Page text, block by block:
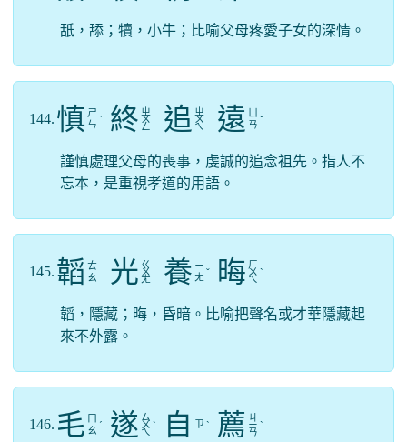
舐，舔；犢，小牛；比喻父母疼愛子女的深情。
144. 慎 ㄕ
ㄣ ˋ 終 ㄓ
ㄨ
ㄥ 追 ㄓ
ㄨ
ㄟ 遠 ㄢ ˇ
謹慎處理父母的喪事，虔誠的追念祖先。指人不
忘本，是重視孝道的用語。
145. 韜 ㄊ
ㄠ
光 ㄍ
ㄨ
ㄤ 養 ㄧ
ㄤ ˇ 晦 ㄏ
ㄨ
ㄟ
ˋ
韜，隱藏；晦，昏暗。比喻把聲名或才華隱藏起
來不外露。
146. 毛 ㄠ ˊ 遂 ㄙ
ㄨ
ㄟ
ˋ 自 ㄗ ˋ 薦 ㄐ
ㄧ
ㄢ
ˋ